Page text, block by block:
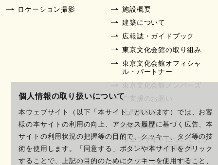
個人情報の取り扱いについて
本ウェブサイト（以下「本サイト」といいます）では、お客
様の本サイトの利用の向上、アクセス履歴に基づく広告、本
サイトの利用状況の把握等の目的で、クッキー、タグ等の技
術を使用します。「同意する」ボタンや本サイトをクリック
することで、上記の目的のためにクッキーを使用すること、
ロケーション撮影
施設概要
建築について
広報誌・ガイドブック
東京文化会館の取り組み
東京文化会館オフィシャ
ル・パートナー
東京文化会館メンバーズ
ご支援のお願い
上野周辺紹介
採用情報
ウェブサイトについて（ウ
ェブサイト利用規約等）
ウェブアクセシビリティ